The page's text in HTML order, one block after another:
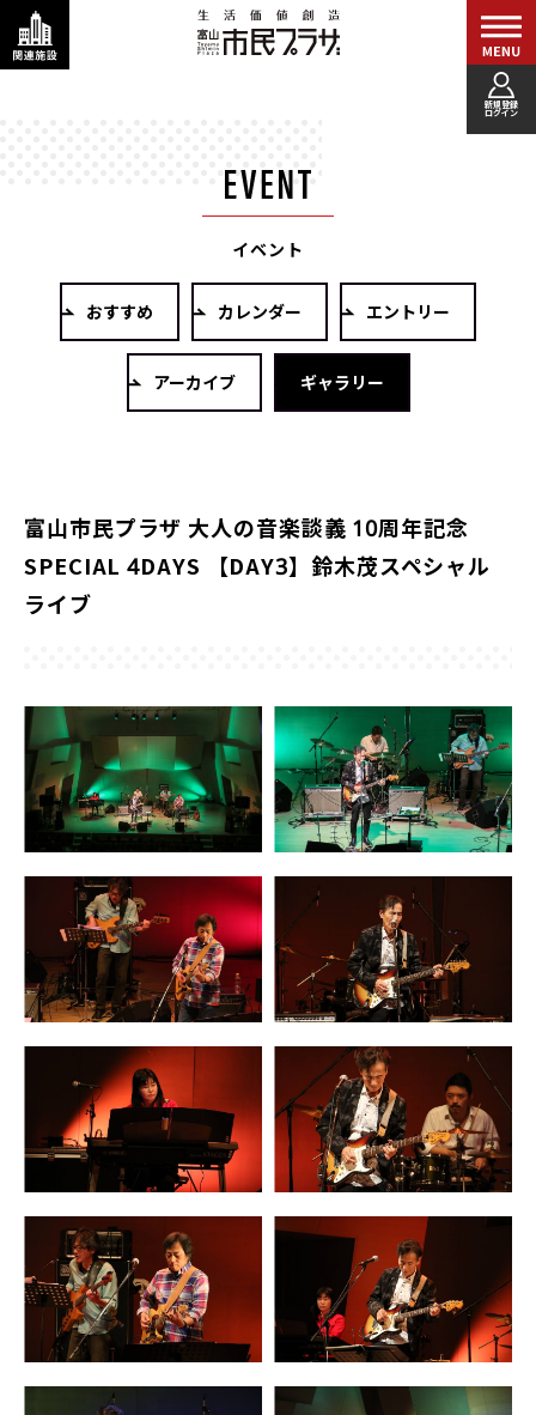
新規登録
ログイン
イベント
おすすめ カレンダー エントリー
アーカイブ ギャラリー
富山市民プラザ 大人の音楽談義 10周年記念
SPECIAL 4DAYS 【DAY3】鈴木茂スペシャル
ライブ